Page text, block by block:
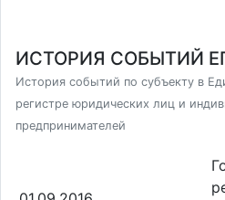
ИСТОРИЯ СОБЫТИЙ
История событий по субъекту в
регистре юридических лиц и
предпринимателей